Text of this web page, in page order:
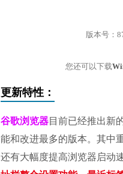
版本号：
您还可以下载
更新特性：
谷歌浏览器目前已经推出新
能和改进最多的版本。其中
还有大幅度提高浏览器启动